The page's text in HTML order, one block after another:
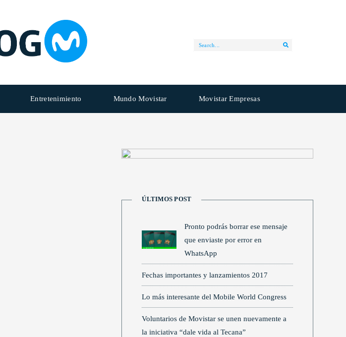
Entretenimiento Mundo Movistar Movistar Empresas
ÚLTIMOS POST
Pronto podrás borrar ese mensaje
que enviaste por error en
WhatsApp
Fechas importantes y lanzamientos 2017
Lo más interesante del Mobile World Congress
Voluntarios de Movistar se unen nuevamente a
la iniciativa “dale vida al Tecana”